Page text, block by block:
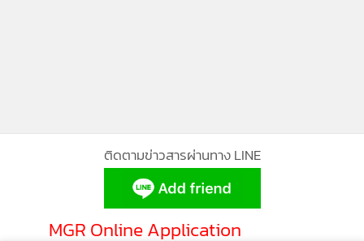
ติดตามข่าวสารผ่านทาง LINE
MGR Online Application